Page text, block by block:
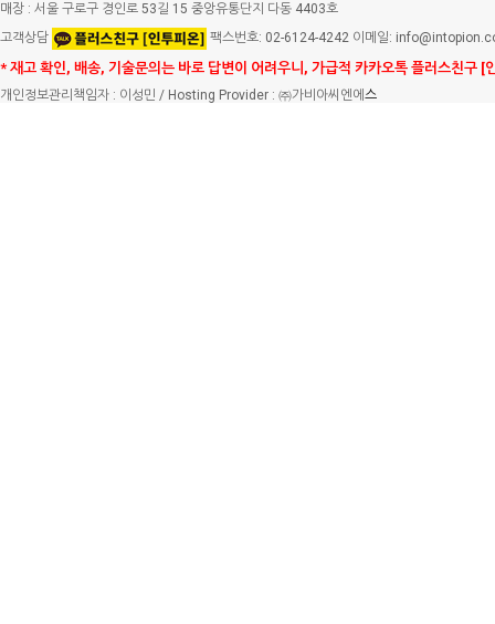
매장 : 서울 구로구 경인로 53길 15 중앙유통단지 다동 4403호
고객상담
팩스번호: 02-6124-4242 이메일:
* 재고 확인, 배송, 기술문의는 바로 답변이 어려우니, 가급적 카카오톡 플러스친구 [
개인정보관리책임자 : 이성민 / Hosting Provider : ㈜가비아씨엔에 스